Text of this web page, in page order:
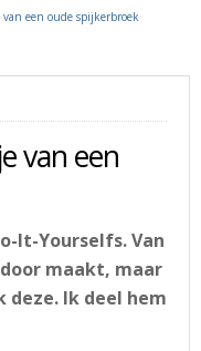
een oude spijkerbroek
van een
It-Yourselfs. Van
maakt, maar
Ik deel hem